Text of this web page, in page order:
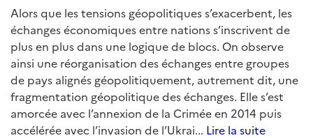
Alors que les tensions géopolitiques s’exacerbent, les
échanges économiques entre nations s’inscrivent de
plus en plus dans une logique de blocs. On observe
ainsi une réorganisation des échanges entre groupes
de pays alignés géopolitiquement, autrement dit, une
fragmentation géopolitique des échanges. Elle s’est
amorcée avec l’annexion de la Crimée en 2014 puis
accélérée avec l’invasion de l’Ukrai... Lire la suite